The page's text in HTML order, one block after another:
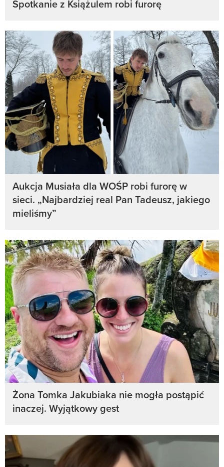
Spotkanie z Książulem robi furorę
Aukcja Musiała dla WOŚP robi furorę w
sieci. „Najbardziej real Pan Tadeusz, jakiego
mieliśmy”
Żona Tomka Jakubiaka nie mogła postąpić
inaczej. Wyjątkowy gest